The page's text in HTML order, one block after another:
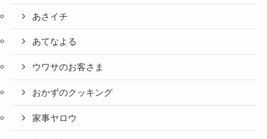
あさイチ
あてなよる
ウワサのお客さま
おかずのクッキング
家事ヤロウ